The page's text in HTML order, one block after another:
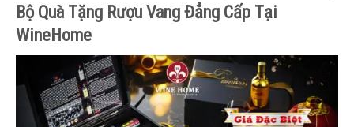
Bộ Quà Tặng Rượu Vang Đẳng Cấp Tại
WineHome